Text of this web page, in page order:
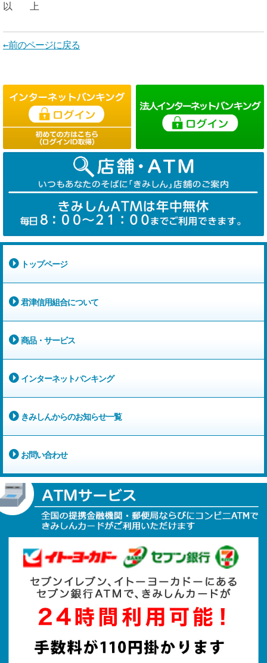
以 上
←前のページに戻る
トップページ
君津信用組合について
商品・サービス
インターネットバンキング
きみしんからのお知らせ一覧
お問い合わせ